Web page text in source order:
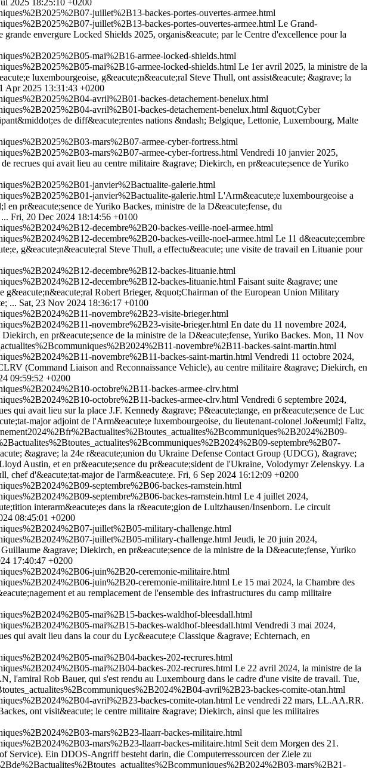
2025 18:25:10 +0200
juillet%2B13-backes-portes-ouvertes-armee.html
juillet%2B13-backes-portes-ouvertes-armee.html Le Grand-
envergure Locked Shields 2025, organis&eacute; par le Centre d'excellence pour la
mai%2B16-armee-locked-shields.html
mai%2B16-armee-locked-shields.html Le 1er avril 2025, la ministre de la
luxembourgeoise, g&eacute;n&eacute;ral Steve Thull, ont assist&eacute; &agrave; la
Apr 2025 13:31:43 +0200
avril%2B01-backes-detachement-benelux.html
avril%2B01-backes-detachement-benelux.html &quot;Cyber
de diff&eacute;rentes nations &ndash; Belgique, Lettonie, Luxembourg, Malte
mars%2B07-armee-cyber-fortress.html
mars%2B07-armee-cyber-fortress.html Vendredi 10 janvier 2025,
recrues qui avait lieu au centre militaire &agrave; Diekirch, en pr&eacute;sence de Yuriko
janvier%2Bactualite-galerie.html
janvier%2Bactualite-galerie.html L'Arm&eacute;e luxembourgeoise a
pr&eacute;sence de Yuriko Backes, ministre de la D&eacute;fense, du
Fri, 20 Dec 2024 18:14:56 +0100
decembre%2B20-backes-veille-noel-armee.html
decembre%2B20-backes-veille-noel-armee.html Le 11 d&eacute;cembre
g&eacute;n&eacute;ral Steve Thull, a effectu&eacute; une visite de travail en Lituanie pour
decembre%2B12-backes-lituanie.html
decembre%2B12-backes-lituanie.html Faisant suite &agrave; une
Robert Brieger, &quot;Chairman of the European Union Military
... Sat, 23 Nov 2024 18:36:17 +0100
novembre%2B23-visite-brieger.html
novembre%2B23-visite-brieger.html En date du 11 novembre 2024,
en pr&eacute;sence de la ministre de la D&eacute;fense, Yuriko Backes. Mon, 11 Nov
novembre%2B11-backes-saint-martin.html
novembre%2B11-backes-saint-martin.html Vendredi 11 octobre 2024,
(Command Liaison and Reconnaissance Vehicle), au centre militaire &agrave; Diekirch, en
09:59:52 +0200
octobre%2B11-backes-armee-clrv.html
octobre%2B11-backes-armee-clrv.html Vendredi 6 septembre 2024,
qui avait lieu sur la place J.F. Kennedy &agrave; P&eacute;tange, en pr&eacute;sence de Luc
major adjoint de l'Arm&eacute;e luxembourgeoise, du lieutenant-colonel Jo&euml;l Faltz,
septembre%2B07-
&agrave; la 24e r&eacute;union du Ukraine Defense Contact Group (UDCG), &agrave;
Austin, et en pr&eacute;sence du pr&eacute;sident de l'Ukraine, Volodymyr Zelenskyy. La
chef d'&eacute;tat-major de l'arm&eacute;e. Fri, 6 Sep 2024 16:12:09 +0200
septembre%2B06-backes-ramstein.html
septembre%2B06-backes-ramstein.html Le 4 juillet 2024,
interarm&eacute;es dans la r&eacute;gion de Lultzhausen/Insenborn. Le circuit
08:45:01 +0200
juillet%2B05-military-challenge.html
juillet%2B05-military-challenge.html Jeudi, le 20 juin 2024,
&agrave; Diekirch, en pr&eacute;sence de la ministre de la D&eacute;fense, Yuriko
17:40:47 +0200
juin%2B20-ceremonie-militaire.html
juin%2B20-ceremonie-militaire.html Le 15 mai 2024, la Chambre des
et au remplacement de l'ensemble des infrastructures du camp militaire
mai%2B15-backes-waldhof-bleesdall.html
mai%2B15-backes-waldhof-bleesdall.html Vendredi 3 mai 2024,
qui avait lieu dans la cour du Lyc&eacute;e Classique &agrave; Echternach, en
mai%2B04-backes-202-recrures.html
mai%2B04-backes-202-recrures.html Le 22 avril 2024, la ministre de la
l'amiral Rob Bauer, qui s'est rendu au Luxembourg dans le cadre d'une visite de travail. Tue,
avril%2B23-backes-comite-otan.html
avril%2B23-backes-comite-otan.html Le vendredi 22 mars, LL.AA.RR.
ont visit&eacute; le centre militaire &agrave; Diekirch, ainsi que les militaires
mars%2B23-llaarr-backes-militaire.html
mars%2B23-llaarr-backes-militaire.html Seit dem Morgen des 21.
Service). Ein DDOS-Angriff besteht darin, die Computerressourcen der Ziele zu
mars%2B21-